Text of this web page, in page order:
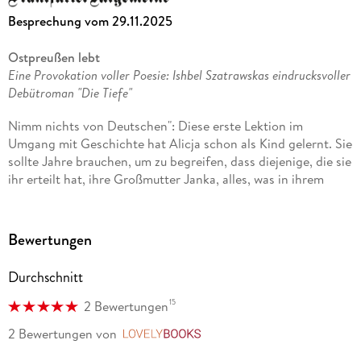
Besprechung vom 29.11.2025
Ostpreußen lebt
Eine Provokation voller Poesie: Ishbel Szatrawskas eindrucksvoller
Debütroman "Die Tiefe"
Nimm nichts von Deutschen": Diese erste Lektion im
Umgang mit Geschichte hat Alicja schon als Kind gelernt. Sie
sollte Jahre brauchen, um zu begreifen, dass diejenige, die sie
ihr erteilt hat, ihre Großmutter Janka, alles, was in ihrem
entschlossen, sich nicht einfach von den Wirren der
Ereignisse mitreißen zu lassen, sondern ihr Schicksal selbst in
die Hand zu nehmen.
Die beiden Frauen sind Hauptprotagonistinnen von "Die
Tiefe", dem Debütroman der polnischen Theaterautorin Ishbel
Szatrawska, der auf zwei Zeitebenen spielt: während des
Bewertungen
Durchschnitt
2 Bewertungen15
2 Bewertungen von